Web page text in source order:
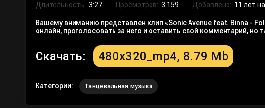
Длительность: 3:27 Просмотров: 3 159 Добавлено: 11 лет
Вашему вниманию представлен клип «Sonic Avenue feat. Binna -
онлайн, проголосовать за него и оставить свой комментарий, но
Скачать: 480x320_mp4, 8.79 Mb
Категории: Танцевальная музыка